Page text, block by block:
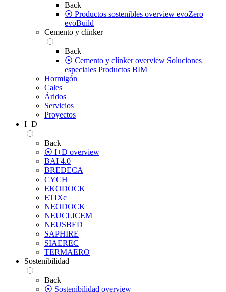
Back
⦿ Productos sostenibles overview evoZero
evoBuild
Cemento y clínker
Back
⦿ Cemento y clínker overview Soluciones
especiales Productos BIM
Hormigón
Cales
Áridos
Servicios
Proyectos
I+D
Back
⦿ I+D overview
BAI 4.0
BREDECA
CYCH
EKODOCK
ETIXc
NEODOCK
NEUCLICEM
NEUSBED
SAPHIRE
SIAEREC
TERMAERO
Sostenibilidad
Back
⦿ Sostenibilidad overview